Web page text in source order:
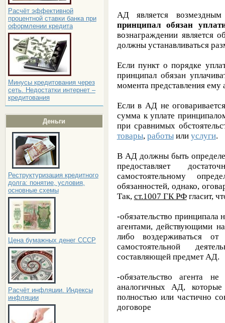
Расчёт эффективной
процентной ставки банка при
оформлении кредита
Минусы кредитования через
сеть. Недостатки интернет –
кредитования
Деньги
Реструктуризация кредитного
долга: понятие, условия,
основные схемы
Цена бумажных денег СССР
Расчёт инфляции. Индексы
инфляции
АД является
принципал обязан
вознаграждении является
должны устанавливаться
Если пункт о порядке
принципал обязан
момента представления
Если в АД не
сумма к уплате
при сравнимых
товары, работыили услуги.
В АД должны быть
предоставляет
самостоятельному
обязанностей, однако,
Так, ст.1007 ГК РФгласит,
-обязательство
агентами, действующими
либо воздерживаться
самостоятельной
составляющей предмет АД.
-обязательство агента
аналогичных АД,
полностью или частично
договоре